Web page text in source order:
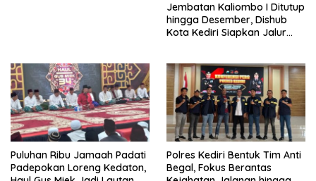
Jembatan Kaliombo I Ditutup
hingga Desember, Dishub
Kota Kediri Siapkan Jalur
Puluhan Ribu Jamaah Padati
Padepokan Loreng Kedaton,
Polres Kediri Bentuk Tim Anti
Begal, Fokus Berantas